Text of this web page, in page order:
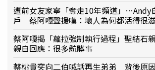
遭前女友家寧「奪走10年頻道」…Andy
戶 蔡阿嘎聲援嘆：壞人為何都活得很
蔡阿嘎揭「蘿拉強制執行過程」聖結石
親自回應：很多骯髒事
蔡桃貴突向二伯喊話再生弟弟 背後原